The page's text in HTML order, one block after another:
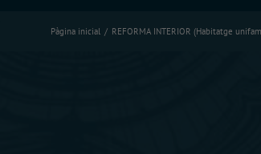
Pàgina inicial REFORMA INTERIOR (Habitatge